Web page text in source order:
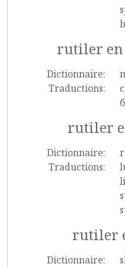
rutiler en
Dictionnaire:
Traductions:
rutiler
Dictionnaire:
Traductions:
rutiler
Dictionnaire: